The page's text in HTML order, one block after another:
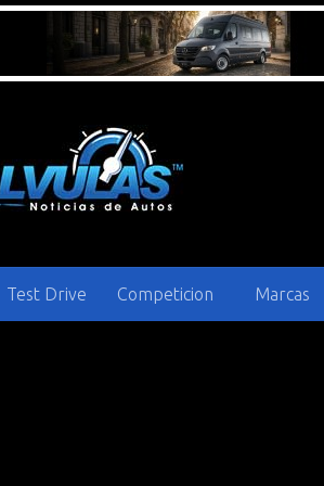
Test Drive Competicion Marcas